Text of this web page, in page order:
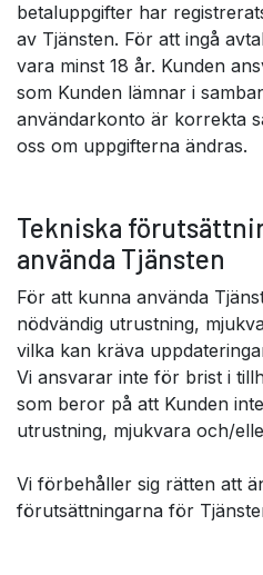
betaluppgifter har
av Tjänsten. För att ingå
vara minst 18 år. Kunden
som Kunden lämnar i
användarkonto är korrekta
oss om uppgifterna ändras.
Tekniska
använda Tjänsten
För att kunna använda
nödvändig utrustning,
vilka kan kräva
Vi ansvarar inte för brist i
som beror på att Kunden
utrustning, mjukvara och/
Vi förbehåller sig rätten att
förutsättningarna för